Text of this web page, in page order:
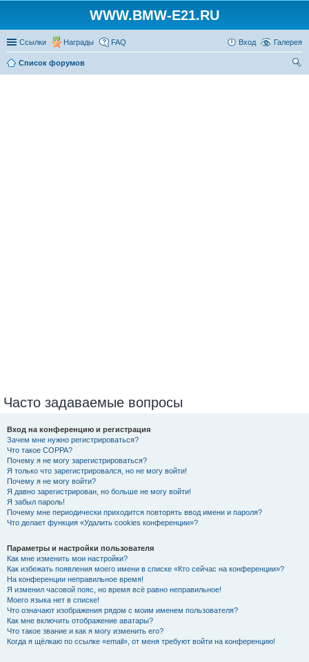
WWW.BMW-E21.RU
Ссылки Награды Галерея
FAQ Вход
Список форумов
Часто задаваемые вопросы
Вход на конференцию и регистрация
Зачем мне нужно регистрироваться?
Что такое COPPA?
Почему я не могу зарегистрироваться?
Я только что зарегистрировался, но не могу войти!
Почему я не могу войти?
Я давно зарегистрирован, но больше не могу войти!
Я забыл пароль!
Почему мне периодически приходится повторять ввод имени и пароля?
Что делает функция «Удалить cookies конференции»?
Параметры и настройки пользователя
Как мне изменить мои настройки?
Как избежать появления моего имени в списке «Кто сейчас на конференции»?
На конференции неправильное время!
Я изменил часовой пояс, но время всё равно неправильное!
Моего языка нет в списке!
Что означают изображения рядом с моим именем пользователя?
Как мне включить отображение аватары?
Что такое звание и как я могу изменить его?
Когда я щёлкаю по ссылке «email», от меня требуют войти на конференцию!